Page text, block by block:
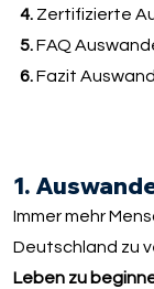
4. Zertifizierte
5.FAQ
6.Fazit
1.
Immer mehr
Deutschland zu
Leben zu